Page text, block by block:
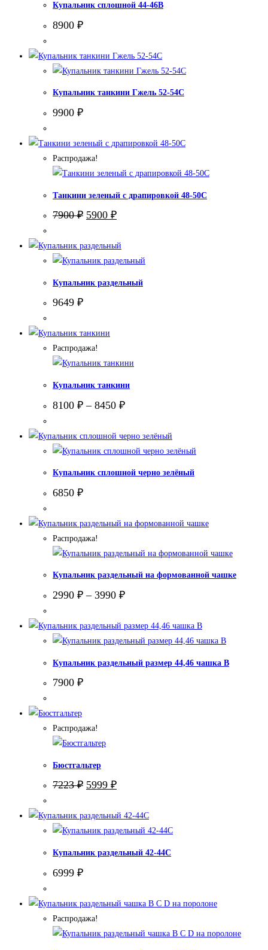
Купальник сплошной 44-46В
8900 ₽
Купальник танкини Гжель 52-54С
9900 ₽
Распродажа!
Танкини зеленый с драпировкой 48-50С
7900₽ Первоначальная
7900 ₽.
5900 ₽Текущая
Купальник раздельный
9649 ₽
Распродажа!
Купальник танкини
8100 ₽ – 8450 ₽
Купальник сплошной черно зелёный
6850 ₽
Распродажа!
Купальник раздельный на формованной чашке
2990 ₽ – 3990 ₽
Купальник раздельный размер 44,46 чашка В
7900 ₽
Распродажа!
Бюстгальтер
7223₽ Первоначальная
7223 ₽.
5999 ₽Текущая
Купальник раздельный 42-44С
6999 ₽
Распродажа!